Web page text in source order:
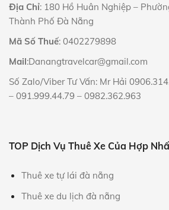
Địa Chỉ: 180 Hồ Huân Nghiệp –
Thành Phố Đà Nẵng
Mã Số Thuế: 0402279898
Mail:Danangtravelcar@gmail.com
Số Zalo/Viber Tư Vấn: Mr Hải
– 091.999.44.79 – 0982.362.963
TOP Dịch Vụ Thuê Xe Của Hợp
Thuê xe tự lái đà nẵng
Thuê xe du lịch đà nẵng